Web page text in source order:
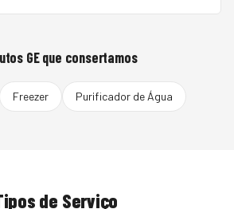
GEque consertamos
Freezer Purificador de Água
de Serviço